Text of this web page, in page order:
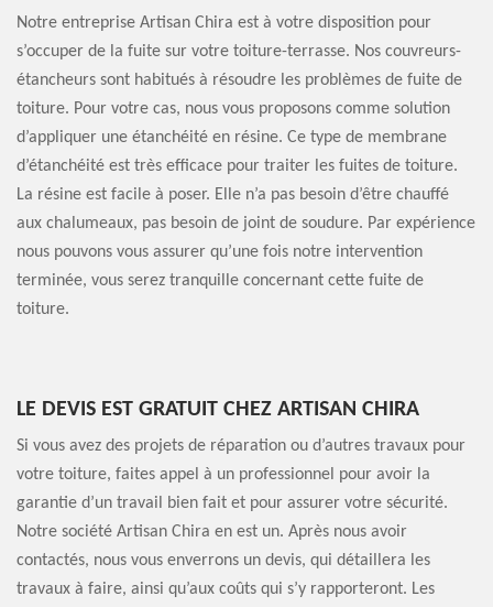
Notre entreprise Artisan Chira est à votre disposition pour
s’occuper de la fuite sur votre toiture-terrasse. Nos couvreurs-
étancheurs sont habitués à résoudre les problèmes de fuite de
toiture. Pour votre cas, nous vous proposons comme solution
d’appliquer une étanchéité en résine. Ce type de membrane
d’étanchéité est très efficace pour traiter les fuites de toiture.
La résine est facile à poser. Elle n’a pas besoin d’être chauffé
aux chalumeaux, pas besoin de joint de soudure. Par expérience
nous pouvons vous assurer qu’une fois notre intervention
terminée, vous serez tranquille concernant cette fuite de
toiture.
LE DEVIS EST GRATUIT CHEZ ARTISAN CHIRA
Si vous avez des projets de réparation ou d’autres travaux pour
votre toiture, faites appel à un professionnel pour avoir la
garantie d’un travail bien fait et pour assurer votre sécurité.
Notre société Artisan Chira en est un. Après nous avoir
contactés, nous vous enverrons un devis, qui détaillera les
travaux à faire, ainsi qu’aux coûts qui s’y rapporteront. Les